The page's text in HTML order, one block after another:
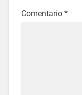
Comentario *